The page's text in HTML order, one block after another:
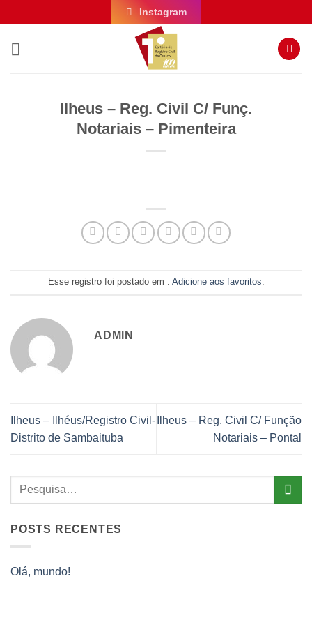
to
content
Instagram
Ilheus – Reg. Civil C/ Funç.
Notariais – Pimenteira
Esse registro foi postado em . Adicione aos favoritos.
ADMIN
Ilheus – Ilhéus/Registro Civil-
Distrito de Sambaituba
Ilheus – Reg. Civil C/ Função
Notariais – Pontal
POSTS RECENTES
Olá, mundo!